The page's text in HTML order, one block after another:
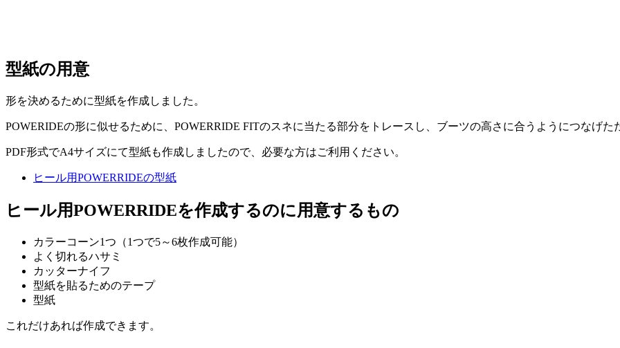
型紙の用意
形を決めるために型紙を作成しました。
POWERIDEの形に似せるために、POWERRIDE FITのスネに当たる部分をトレースし、ブーツの高さに合うようにつなげた
PDF形式でA4サイズにて型紙も作成しましたので、必要な方はご利用ください。
ヒール用POWERRIDEの型紙
ヒール用POWERRIDEを作成するのに用意するもの
カラーコーン1つ（1つで5～6枚作成可能）
よく切れるハサミ
カッターナイフ
型紙を貼るためのテープ
型紙
これだけあれば作成できます。